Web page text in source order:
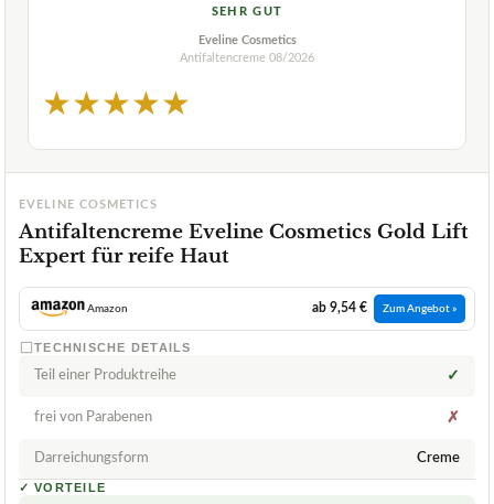
SEHR GUT
Eveline Cosmetics
Antifaltencreme 08/2026
★★★★★
EVELINE COSMETICS
Antifaltencreme Eveline Cosmetics Gold Lift
Expert für reife Haut
Amazon ab 9,54 € Zum Angebot »
TECHNISCHE DETAILS
Teil einer Produktreihe ✓
frei von Parabenen ✗
Darreichungsform Creme
✓ VORTEILE